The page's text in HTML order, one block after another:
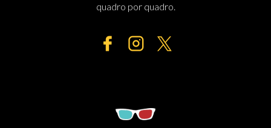
quadro por quadro.